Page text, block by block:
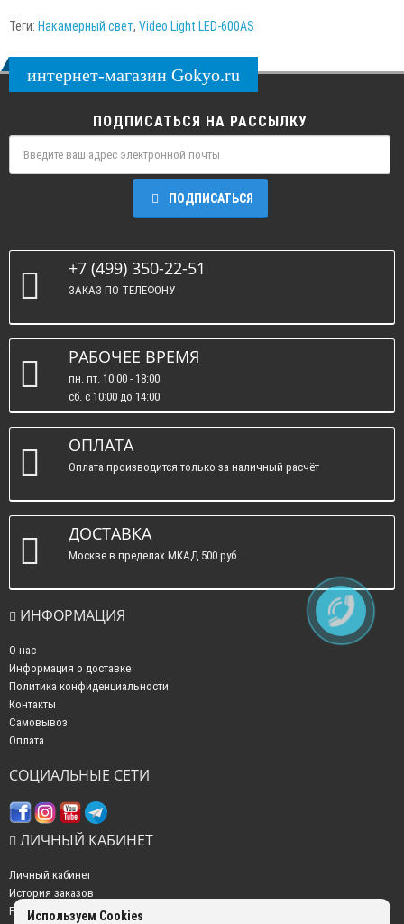
Теги: Накамерный свет, Video Light LED-600AS
интернет-магазин Gokyo.ru
ПОДПИСАТЬСЯ НА РАССЫЛКУ
ПОДПИСАТЬСЯ
+7 (499) 350-22-51
ЗАКАЗ ПО ТЕЛЕФОНУ
РАБОЧЕЕ ВРЕМЯ
пн. пт. 10:00 - 18:00
сб. c 10:00 до 14:00
вс. : выходные.
ОПЛАТА
Оплата производится только за наличный расчёт
ДОСТАВКА
Москве в пределах МКАД 500 руб.
ИНФОРМАЦИЯ
О нас
Информация о доставке
Политика конфиденциальности
Контакты
Самовывоз
Оплата
СОЦИАЛЬНЫЕ СЕТИ
ЛИЧНЫЙ КАБИНЕТ
Личный кабинет
История заказов
Рассылка новостей
Используем Cookies